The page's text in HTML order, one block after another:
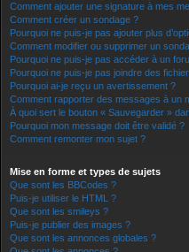
Comment ajouter une signature à mes
Comment créer un sondage ?
Pourquoi ne puis-je pas ajouter plus
Comment modifier ou supprimer un
Pourquoi ne puis-je pas accéder à un
Pourquoi ne puis-je pas joindre des
Pourquoi ai-je reçu un avertissement ?
Comment rapporter des messages à un
À quoi sert le bouton « Sauvegarder »
Pourquoi mon message doit être validé ?
Comment remonter mon sujet ?
Mise en forme et types de sujets
Que sont les BBCodes ?
Puis-je utiliser le HTML ?
Que sont les smileys ?
Puis-je publier des images ?
Que sont les annonces globales ?